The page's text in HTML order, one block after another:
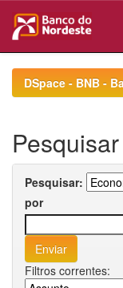
navigationDSpace - BNB -
Pesquisar
Pesquisar:
por
Filtros correntes: